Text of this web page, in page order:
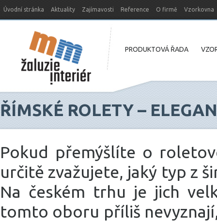
Úvodní stránka Aktuality Zajímavosti Reference O firmě Vzorkovna
PRODUKTOVÁ ŘADA
ŘÍMSKÉ ROLETY –
Pokud přemýšlíte o
určitě zvažujete, jaký typ z
Na českém trhu je jich
tomto oboru příliš